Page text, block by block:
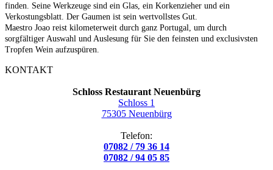
finden. Seine Werkzeuge sind ein Glas, ein Korkenzieher und ein
Verkostungsblatt. Der Gaumen ist sein wertvollstes Gut.
Maestro Joao reist kilometerweit durch ganz Portugal, um durch
sorgfältiger Auswahl und Auslesung für Sie den feinsten und exclusivsten
Tropfen Wein aufzuspüren.
KONTAKT
Schloss Restaurant Neuenbürg
Schloss 1
75305 Neuenbürg
Telefon:
07082 / 79 36 14
07082 / 94 05 85